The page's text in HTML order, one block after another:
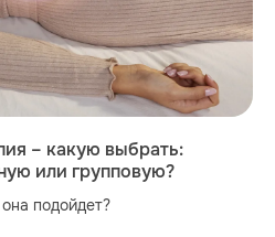
– какую выбрать:
или групповую?
подойдет?